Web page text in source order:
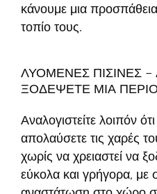
κάνουμε μια
τοπίο τους.
ΛΥΟΜΕΝΕΣ ΠΙΣΙΝΕΣ –
ΞΟΔΕΨΕΤΕ ΜΙΑ
Αναλογιστείτε λοιπόν
απολαύσετε τις χαρές
χωρίς να χρειαστεί να
εύκολα και γρήγορα, με